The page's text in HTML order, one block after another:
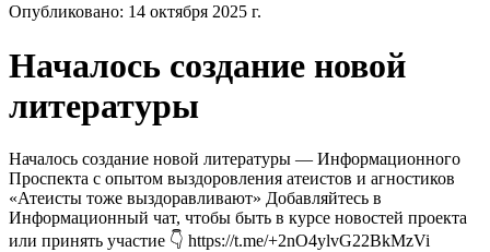
Опубликовано: 14 октября 2025 г.
Началось создание новой
литературы
Началось создание новой литературы — Информационного
Проспекта с опытом выздоровления атеистов и агностиков
«Атеисты тоже выздоравливают» Добавляйтесь в
Информационный чат, чтобы быть в курсе новостей проекта
или принять участие 👇 https://t.me/+2nO4ylvG22BkMzVi